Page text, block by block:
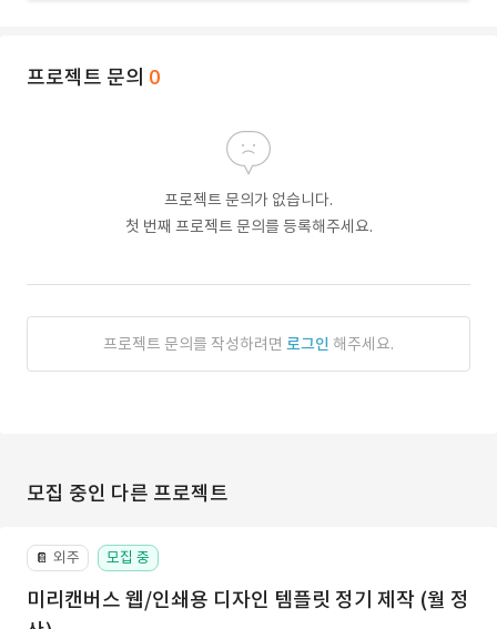
프로젝트 문의 0
프로젝트 문의가 없습니다.
첫 번째 프로젝트 문의를 등록해주세요.
프로젝트 문의를 작성하려면 로그인 해주세요.
모집 중인 다른 프로젝트
📔 외주 모집 중
미리캔버스 웹/인쇄용 디자인 템플릿 정기 제작 (월 정